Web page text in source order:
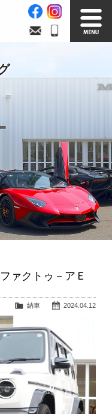
買取無料査定
サービス案内
Company info.
会社案内
ァクトゥ－アＥ
2024.04.12
納車